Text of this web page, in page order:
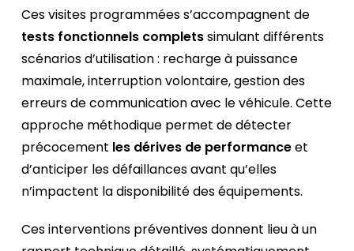
Ces visites programmées s’accompagnent de
tests fonctionnels completssimulant différents
scénarios d’utilisation : recharge à puissance
maximale, interruption volontaire, gestion des
erreurs de communication avec le véhicule. Cette
approche méthodique permet de détecter
précocement les dérives de performanceet
d’anticiper les défaillances avant qu’elles
n’impactent la disponibilité des équipements.
Ces interventions préventives donnent lieu à un